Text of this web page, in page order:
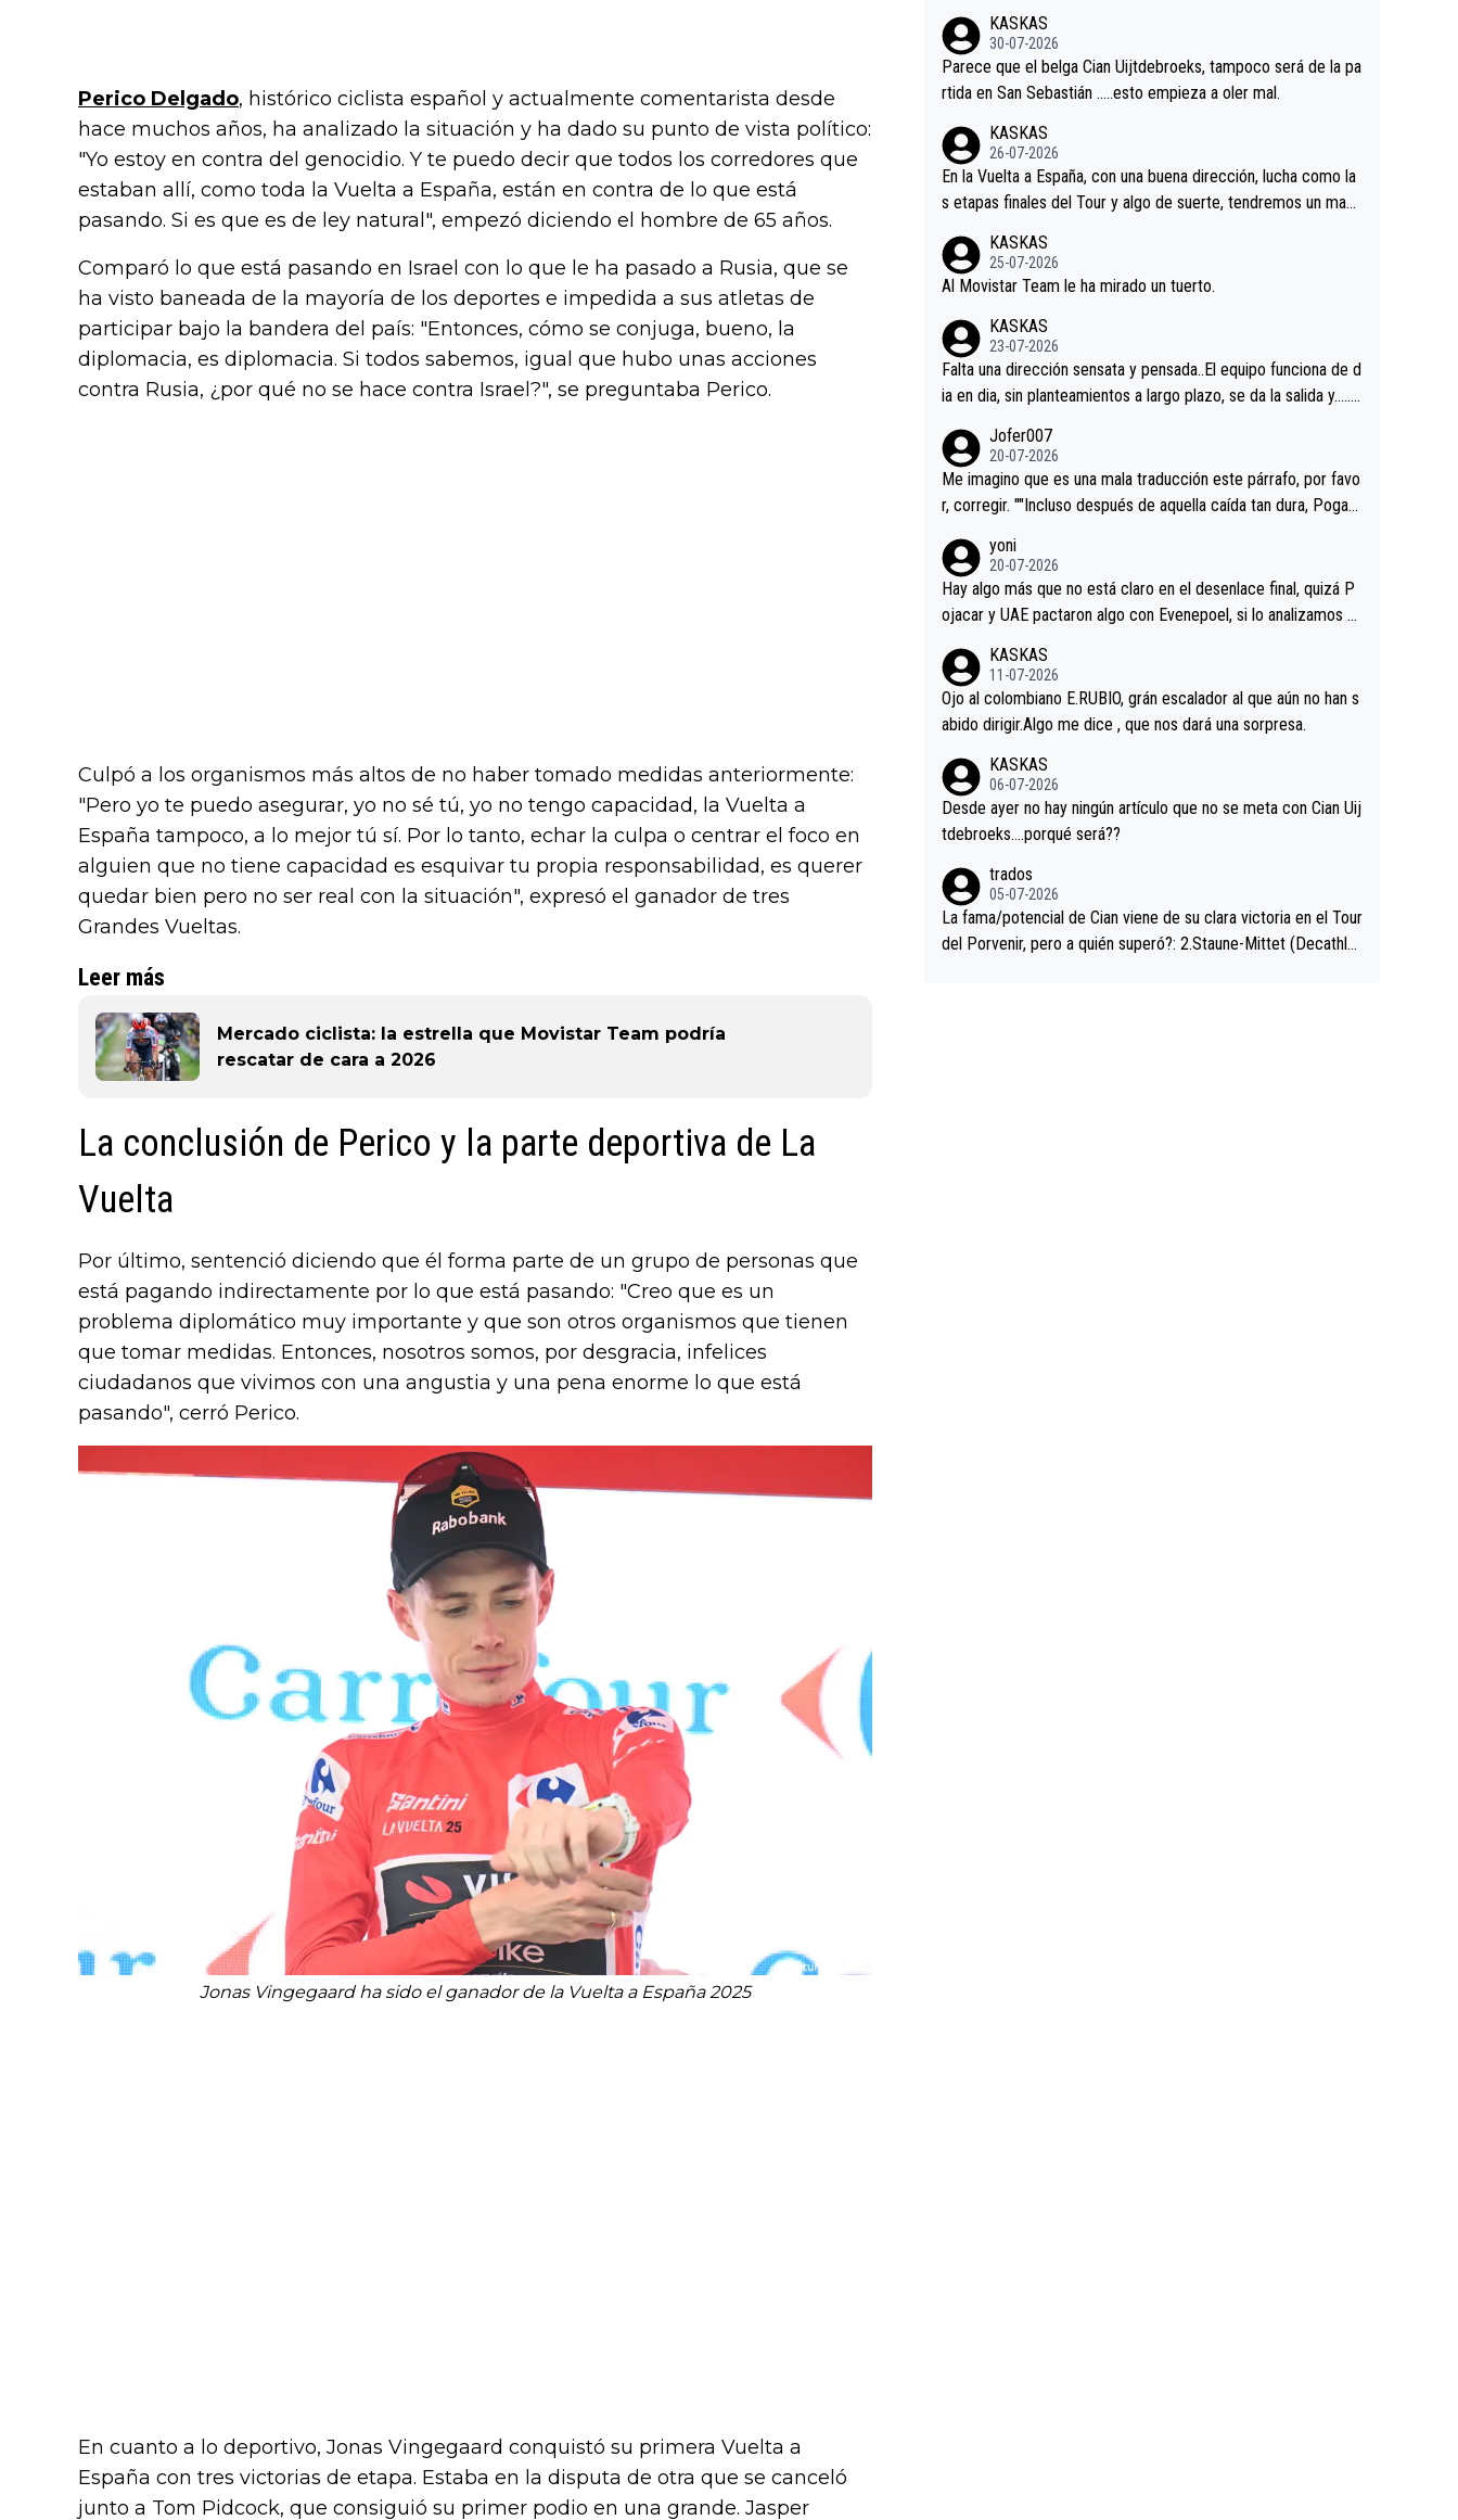
Perico Delgado, histórico ciclista español y actualmente comentarista desde
hace muchos años, ha analizado la situación y ha dado su punto de vista político:
"Yo estoy en contra del genocidio. Y te puedo decir que todos los corredores que
estaban allí, como toda la Vuelta a España, están en contra de lo que está
pasando. Si es que es de ley natural", empezó diciendo el hombre de 65 años.
Comparó lo que está pasando en Israel con lo que le ha pasado a Rusia, que se
ha visto baneada de la mayoría de los deportes e impedida a sus atletas de
participar bajo la bandera del país: "Entonces, cómo se conjuga, bueno, la
diplomacia, es diplomacia. Si todos sabemos, igual que hubo unas acciones
contra Rusia, ¿por qué no se hace contra Israel?", se preguntaba Perico.
Culpó a los organismos más altos de no haber tomado medidas anteriormente:
"Pero yo te puedo asegurar, yo no sé tú, yo no tengo capacidad, la Vuelta a
España tampoco, a lo mejor tú sí. Por lo tanto, echar la culpa o centrar el foco en
alguien que no tiene capacidad es esquivar tu propia responsabilidad, es querer
quedar bien pero no ser real con la situación", expresó el ganador de tres
Grandes Vueltas.
Leer más
Mercado ciclista: la estrella que Movistar Team podría
rescatar de cara a 2026
La conclusión de Perico y la parte deportiva de La
Vuelta
Por último, sentenció diciendo que él forma parte de un grupo de personas que
está pagando indirectamente por lo que está pasando: "Creo que es un
problema diplomático muy importante y que son otros organismos que tienen
que tomar medidas. Entonces, nosotros somos, por desgracia, infelices
ciudadanos que vivimos con una angustia y una pena enorme lo que está
pasando", cerró Perico.
Jonas Vingegaard ha sido el ganador de la Vuelta a España 2025
En cuanto a lo deportivo, Jonas Vingegaard conquistó su primera Vuelta a
España con tres victorias de etapa. Estaba en la disputa de otra que se canceló
junto a Tom Pidcock, que consiguió su primer podio en una grande. Jasper
es.La única buena noticia es la mejoría de Enric Más en San S
ebastian.Si en la Vuelta a Burgos sigue la mejoría, podríamos t
ener alguna sorpresa en la Vuelta.Ojalá.
KASKAS
30-07-2026
Parece que el belga Cian Uijtdebroeks, tampoco será de la pa
rtida en San Sebastián …..esto empieza a oler mal.
KASKAS
26-07-2026
En la Vuelta a España, con una buena dirección, lucha como la
s etapas finales del Tour y algo de suerte, tendremos un magn
KASKAS
25-07-2026
Al Movistar Team le ha mirado un tuerto.
KASKAS
23-07-2026
Falta una dirección sensata y pensada..El equipo funciona de d
ia en dia, sin planteamientos a largo plazo, se da la salida y…..v
a, Minguez, Velez etc etc.Me da pena vivir estos momentos t
an tristes sin victorias.
Jofer007
20-07-2026
Me imagino que es una mala traducción este párrafo, por favo
r, corregir. ""Incluso después de aquella caída tan dura, Pogac
rd permaneció pegado a su rueda. Parecía increíble la forma
en la que era capaz de controlar el miedo", recordó."
yoni
20-07-2026
Hay algo más que no está claro en el desenlace final, quizá P
ojacar y UAE pactaron algo con Evenepoel, si lo analizamos P
casi sin pedalear, luego está el saludo con Evenepoel dándose
la mano de una manera muy fraternal, más allá de los típicos t
oques en el hombro con que saludaba a Vingegard. Ahí hubo u
o aprieta, a ver si por querer poner a Del Toro con calzador e
n posición de podio UAE y Pojacar se van complicar el tour.
KASKAS
11-07-2026
Ojo al colombiano E.RUBIO, grán escalador al que aún no han s
abido dirigir.Algo me dice , que nos dará una sorpresa.
KASKAS
06-07-2026
Desde ayer no hay ningún artículo que no se meta con Cian Uij
tdebroeks….porqué será??
trados
05-07-2026
La fama/potencial de Cian viene de su clara victoria en el Tour
del Porvenir, pero a quién superó?: 2.Staune-Mittet (Decathlo